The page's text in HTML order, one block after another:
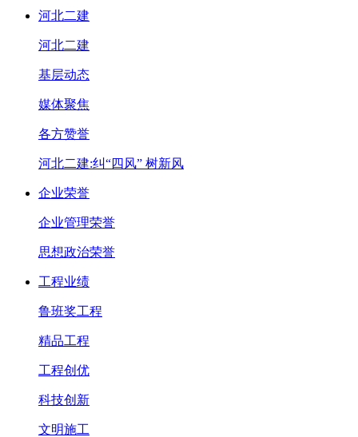
河北二建
河北二建
基层动态
媒体聚焦
各方赞誉
河北二建:纠“四风” 树新风
企业荣誉
企业管理荣誉
思想政治荣誉
工程业绩
鲁班奖工程
精品工程
工程创优
科技创新
文明施工